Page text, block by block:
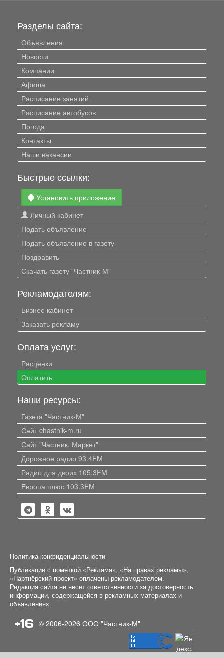
Разделы сайта:
Объявления
Новости
Компании
Афиша
Расписание занятий
Расписание автобусов
Погода
Контакты
Наши вакансии
Быстрые ссылки:
Установить приложение
Личный кабинет
Подать объявление
Подать объявление в газету
Поздравить
Скачать газету "Частник-М"
Рекламодателям:
Бизнес-кабинет
Заказать рекламу
Оплата услуг:
Расценки
Оплатить
Наши ресурсы:
Газета "Частник-М"
Сайт chastnik-m.ru
Сайт "Частник. Маркет"
Дорожное радио 93.4FM
Радио для двоих 105.3FM
Европа плюс 103.3FM
Политика конфиденциальности
Публикации с пометкой «Реклама», «На правах рекламы»,
«Партнёрский проект» оплачены рекламодателем.
Редакция сайта не несет ответственности за достоверность
информации, содержащейся в рекламных материалах и
объявлениях.
+16 © 2006-2026 ООО "Частник-М"